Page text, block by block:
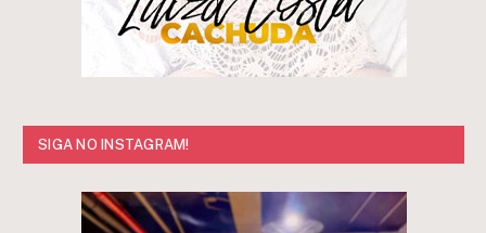
SIGA NO INSTAGRAM!